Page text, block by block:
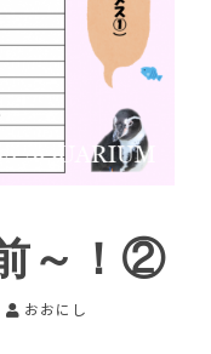
～！②
おおにし